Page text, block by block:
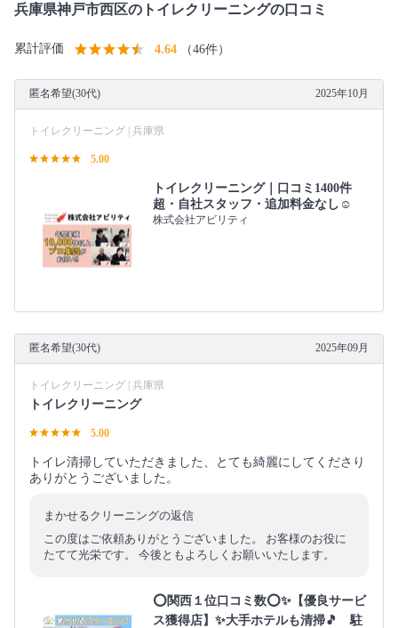
兵庫県神戸市西区のトイレクリーニングの口コミ
累計評価 4.64 （46件）
匿名希望(30代) 2025年10月
トイレクリーニング | 兵庫県
5.00
トイレクリーニング｜口コミ1400件
超・自社スタッフ・追加料金なし☺️
株式会社アビリティ
匿名希望(30代) 2025年09月
トイレクリーニング | 兵庫県
トイレクリーニング
5.00
トイレ清掃していただきました、とても綺麗にしてくださり
ありがとうございました。
まかせるクリーニングの返信
この度はご依頼ありがとうございました。 お客様のお役に
たてて光栄です。 今後ともよろしくお願いいたします。
⭕関西１位口コミ数⭕✨【優良サービ
ス獲得店】✨大手ホテルも清掃🎵 駐